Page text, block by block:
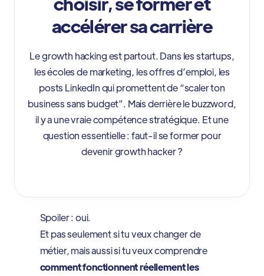
accélérer sa carrière
Le growth hacking est partout. Dans les startups,
les écoles de marketing, les offres d’emploi, les
posts LinkedIn qui promettent de “scaler ton
business sans budget”. Mais derrière le buzzword,
il y a une vraie compétence stratégique. Et une
question essentielle : faut-il se former pour
devenir growth hacker ?
Spoiler : oui.
Et pas seulement si tu veux changer de
métier, mais aussi si tu veux comprendre
comment fonctionnent réellement les